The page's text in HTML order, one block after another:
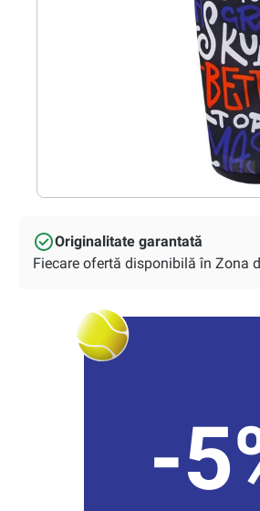
Originalitate garantată
Fiecare ofertă disponibilă în Zona
-